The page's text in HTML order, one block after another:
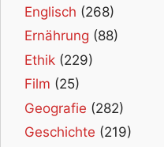
Englisch (268)
Ernährung (88)
Ethik (229)
Film (25)
Geografie (282)
Geschichte (219)